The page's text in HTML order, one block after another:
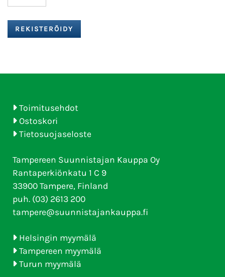
Toimitusehdot
Ostoskori
Tietosuojaseloste
Tampereen Suunnistajan Kauppa Oy
Rantaperkiönkatu 1 C 9
33900 Tampere, Finland
puh. (03) 2613 200
tampere@suunnistajankauppa.fi
Helsingin myymälä
Tampereen myymälä
Turun myymälä